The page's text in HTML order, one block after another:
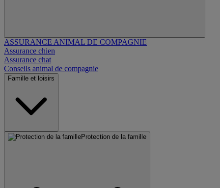
ASSURANCE ANIMAL DE COMPAGNIE
Assurance chien
Assurance chat
Conseils animal de compagnie
Famille et loisirs
Protection de la famille